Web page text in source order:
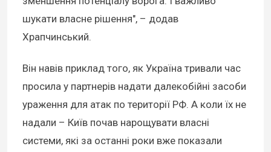
шукати власне рішення", – додав
Храпчинський.
Він навів приклад того, як Україна тривали час
просила у партнерів надати далекобійні засоби
ураження для атак по території РФ. А коли їх не
надали – Київ почав нарощувати власні
системи, які за останні роки вже показали